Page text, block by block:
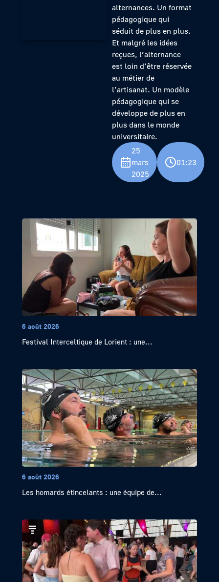
alternances. Un format
pédagogique qui
séduit de plus en plus.
Et malgré les idées
reçues, l’alternance
est loin d’être réservée
au métier de
l’artisanat. Un modèle
pédagogique qui se
développe de plus en
plus dans le monde
universitaire.
25
mars
2025
01:23
6 août 2026
Festival Interceltique de Lorient : une...
6 août 2026
Les homards étincelants : une équipe de...